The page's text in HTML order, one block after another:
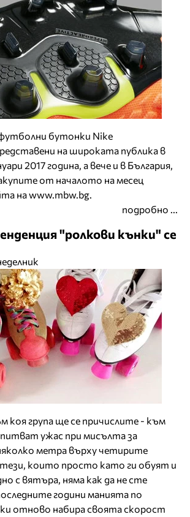
бутонки Nike
на широката публика в
2017 година, а вече и в България,
от началото на месец
на www.mbw.bg.
подробно ...
"ролкови кънки" се
коя група ще се причислите - към
ужас при мисълта за
метра върху четирите
тези, които просто като ги обуят и
с вятъра, няма как да не сте
години манията по
отново набира своята скорост